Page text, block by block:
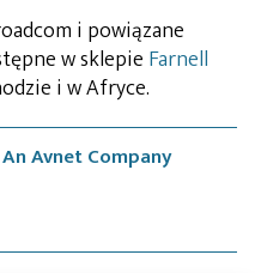
i powiązane
w sklepieFarnell
i w Afryce.
Avnet Company